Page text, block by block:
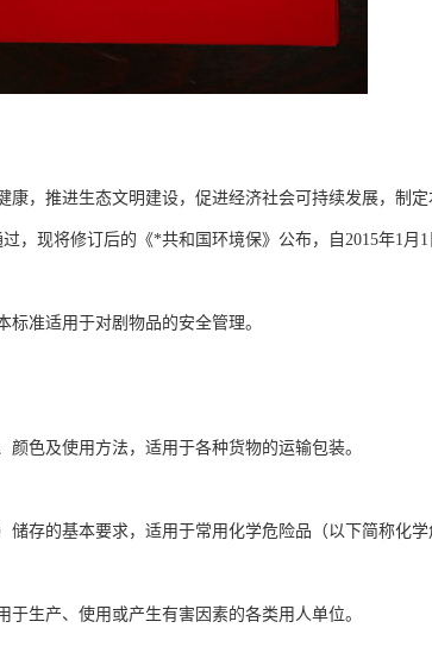
康，推进生态文明建设，促进经济社会可持续发展，制
，现将修订后的《*共和国环境保》公布，自2015年1月1
准适用于对剧物品的安全管理。
色及使用方法，适用于各种货物的运输包装。
存的基本要求，适用于常用化学危险品（以下简称化学
生产、使用或产生有害因素的各类用人单位。